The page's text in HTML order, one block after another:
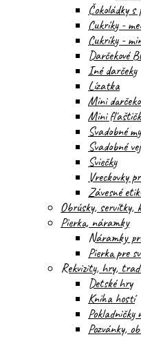
Čokoládky s
Cukríky -
Cukríky -
Darčekové
Iné darčeky
Lízatka
Mini
Mini
Svadobné
Svadobné
Sviečky
Vreckovky
Závesné
Obrúsky, servítky,
Pierka, náramky
Náramky
Pierka pre
Rekvizity, hry,
Detské hry
Kniha hostí
Pokladničky
Pozvánky,